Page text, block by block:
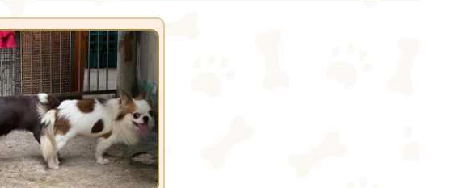
勻稱的體格和嬌小的體型廣受人們的喜愛。吉娃娃
類似梗類犬的氣質。
，送給歌劇天后阿德麗娜‧芭蒂（Adelina Patti），